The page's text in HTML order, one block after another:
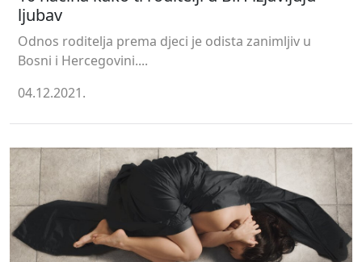
ljubav
Odnos roditelja prema djeci je odista zanimljiv u
Bosni i Hercegovini....
04.12.2021.